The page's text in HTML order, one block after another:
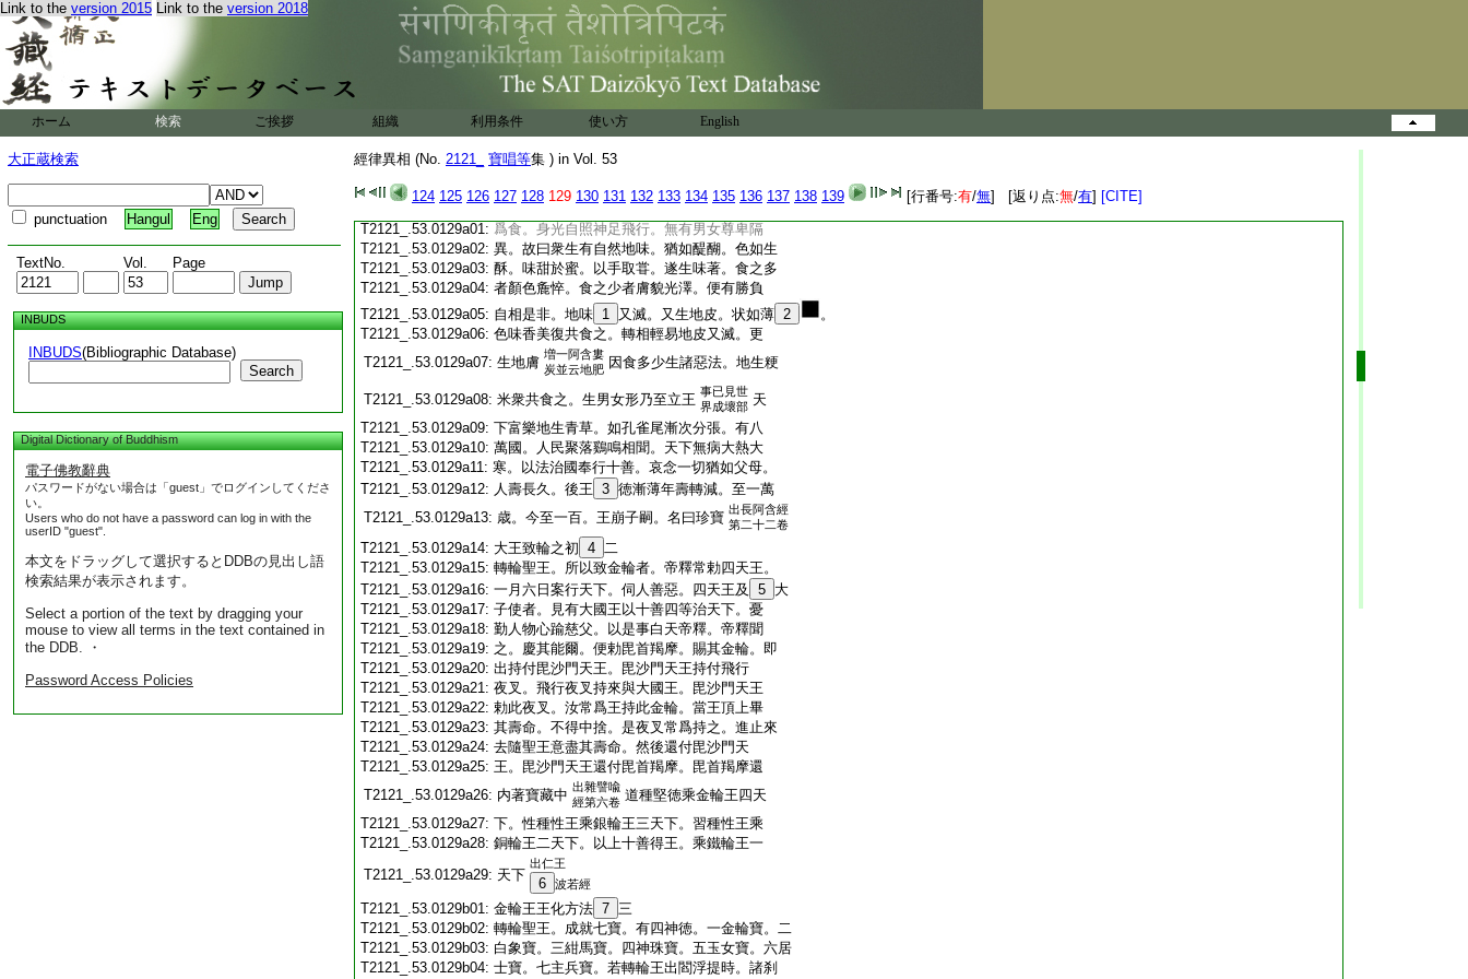
Link to the version 2015 Link to the version 2018
ホーム 検索 ご挨拶 組織 利用条件 使い方 English
大正蔵検索
punctuation Hangul Eng
TextNo. Vol. Page
INBUDS
INBUDS(Bibliographic Database)
Search
Digital Dictionary of Buddhism
電子佛教辭典
パスワードがない場合は「guest」でログインしてくださ
い。
Users who do not have a password can log in with the
userID "guest".
本文をドラッグして選択するとDDBの見出し語
検索結果が表示されます。
Select a portion of the text by dragging your
mouse to view all terms in the text contained in
the DDB. ・
Password Access Policies
經律異相 (No. 2121_ 寶唱等集 ) in Vol. 53
124 125 126 127 128 129 130 131 132 133 134 135 136 137 138 139 [行番号:有/無] [返り点:無/有] [CITE]
T2121_.53.0128c19:
劫初人王始原一 大王致輪之初二 金
T2121_.53.0128c20:輪王王化方法三 燈光金輪王捨臂四
T2121_.53.0128c21: 蓋事金輪王有大利益五 轉輪王爲半偈
T2121_.53.0128c22:剜身然千燈六 摩調金輪王捨國學道七
無 23 諍念金輪王請佛僧八 堅 24 固 25
金
T2121_.53.0128c25:下十 頂生金輪王愛別離
苦十一 阿
T2121_.53.0128c26: 育四分王始終造
T2121_.53.0128c27:劫初人王始原
T2121_.53.0128c28: 劫欲成時。水災既起壞第二禪。風災吹結世
T2121_.53.0129a01: 爲食。身光自照神足飛行。無有男女尊卑隔
T2121_.53.0129a02: 異。故曰衆生有自然地味。猶如醍醐。色如生
T2121_.53.0129a03: 酥。味甜於蜜。以手取甞。遂生味著。食之多
T2121_.53.0129a04: 者顏色麁悴。食之少者膚貌光澤。便有勝負
T2121_.53.0129a05: 自相是非。地味 1 又滅。又生地皮。状如薄 2
。
T2121_.53.0129a06: 色味香美復共食之。轉相輕易地皮又滅。更
T2121_.53.0129a07: 生地膚 増一阿含婁
炭並云地肥 因食多少生諸惡法。地生粳
T2121_.53.0129a08: 米衆共食之。生男女形乃至立王 事已見世
界成壞部 天
T2121_.53.0129a09: 下富樂地生青草。如孔雀尾漸次分張。有八
T2121_.53.0129a10: 萬國。人民聚落鷄鳴相聞。天下無病大熱大
T2121_.53.0129a11: 寒。以法治國奉行十善。哀念一切猶如父母。
T2121_.53.0129a12: 人壽長久。後王 3 徳漸薄年壽轉減。至一萬
T2121_.53.0129a13: 歳。今至一百。王崩子嗣。名曰珍寶 出長阿含經
第二十二卷
T2121_.53.0129a14: 大王致輪之初 4 二
T2121_.53.0129a15: 轉輪聖王。所以致金輪者。帝釋常勅四天王。
T2121_.53.0129a16: 一月六日案行天下。伺人善惡。四天王及 5 大
T2121_.53.0129a17: 子使者。見有大國王以十善四等治天下。憂
T2121_.53.0129a18: 勤人物心踰慈父。以是事白天帝釋。帝釋聞
T2121_.53.0129a19: 之。慶其能爾。便勅毘首羯摩。賜其金輪。即
T2121_.53.0129a20: 出持付毘沙門天王。毘沙門天王持付飛行
T2121_.53.0129a21: 夜叉。飛行夜叉持來與大國王。毘沙門天王
T2121_.53.0129a22: 勅此夜叉。汝常爲王持此金輪。當王頂上畢
T2121_.53.0129a23: 其壽命。不得中捨。是夜叉常爲持之。進止來
T2121_.53.0129a24: 去隨聖王意盡其壽命。然後還付毘沙門天
T2121_.53.0129a25: 王。毘沙門天王還付毘首羯摩。毘首羯摩還
T2121_.53.0129a26: 内著寶藏中 出雜譬喩
經第六卷 道種堅徳乘金輪王四天
T2121_.53.0129a27: 下。性種性王乘銀輪王三天下。習種性王乘
T2121_.53.0129a28: 銅輪王二天下。以上十善得王。乘鐵輪王一
T2121_.53.0129a29: 天下
出仁王
6 波若經
T2121_.53.0129b01: 金輪王王化方法 7 三
T2121_.53.0129b02: 轉輪聖王。成就七寶。有四神徳。一金輪寶。二
T2121_.53.0129b03: 白象寶。三紺馬寶。四神珠寶。五玉女寶。六居
T2121_.53.0129b04: 士寶。七主兵寶。若轉輪王出閻浮提時。諸刹